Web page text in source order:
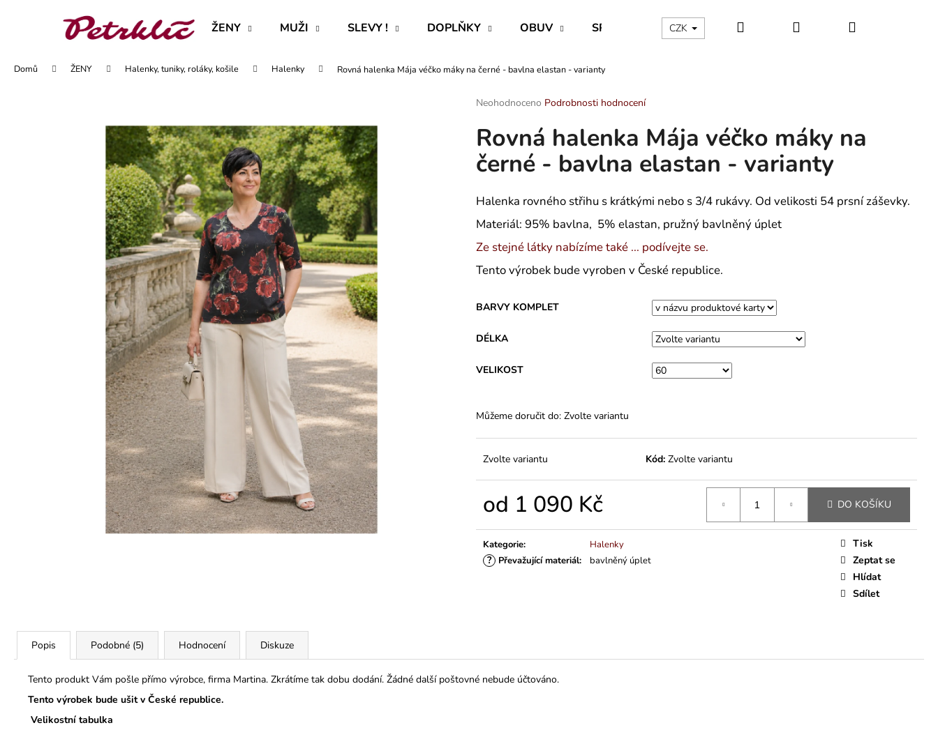
ŽENY MUŽI SLEVY ! DOPLŇKY OBUV SPECIÁLNÍ KATEGORIE Kontakty - máte nějaký dotaz?
CZK Hledat PřihlášeníNákupní
Domů ŽENY Halenky, tuniky, roláky, košile Halenky Rovná halenka Mája véčko máky na černé - bavlna elastan - varianty
Průměrné
produktu
je
0,0
z
hvězdiček.
Neohodnoceno Podrobnosti hodnocení
Rovná halenka Mája véčko máky na
černé - bavlna elastan - varianty
Halenka rovného střihu s krátkými nebo s 3/4 rukávy. Od velikosti 54 prsní záševky.
Materiál: 95% bavlna, 5% elastan, pružný bavlněný úplet
Ze stejné látky nabízíme také ... podívejte se.
Tento výrobek bude vyroben v České republice.
BARVY KOMPLET
DÉLKA
VELIKOST
Můžeme doručit do: Zvolte variantu
Zvolte variantu Kód: Zvolte variantu
od 1 090 Kč DO KOŠÍKU
Kategorie: Halenky
? Převažující materiál: bavlněný úplet
Tisk
Zeptat se
Hlídat
Sdílet
Popis Podobné (5) Hodnocení Diskuze
Tento produkt Vám pošle přímo výrobce, firma Martina. Zkrátíme tak dobu dodání. Žádné další poštovné nebude účtováno.
Tento výrobek bude ušit v České republice.
Velikostní tabulka
Zpět
obchodu
Zpět
obchodu
Co potřebujete najít?
HLEDAT
Doporučujeme
MAJKA TEXTILNÍ KŮŽE - JEDNODUCHÝ
KABÁTEK
1 290 Kč
ROVNÝ TEPLÁKOVÝ KABÁT -
VARIANTY DÉLEK
1 200 Kč
CAPRI KOMBI S TROJÚHELNÍKY -
PLÁTĚNÉ 77 CM